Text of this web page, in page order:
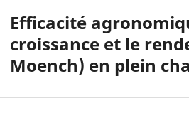
Efficacité
croissance et le
Moench) en plein